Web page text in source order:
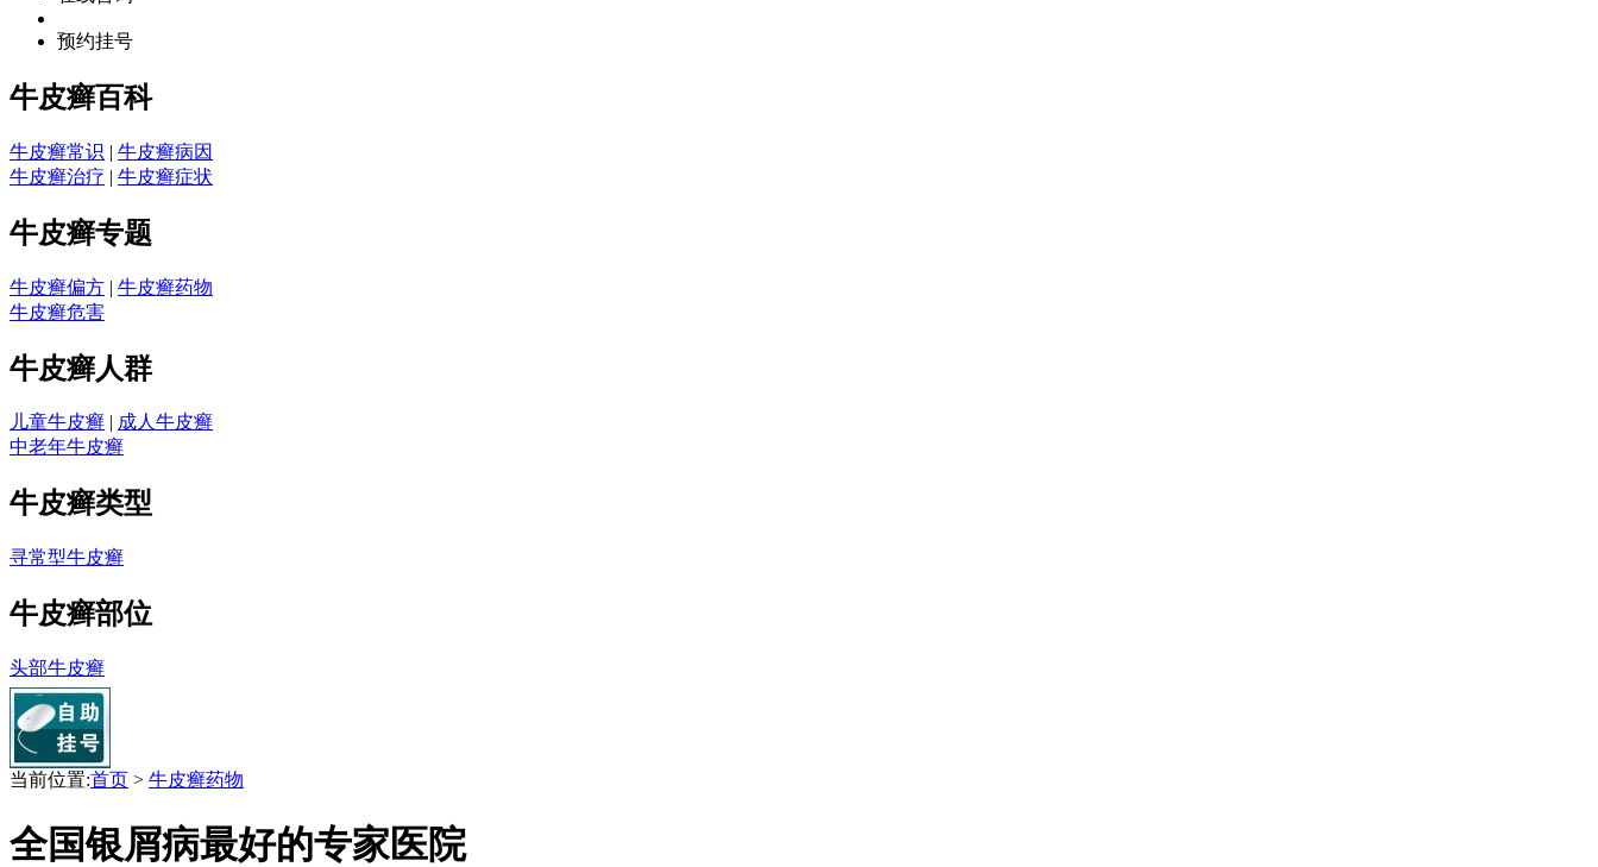
预约挂号
牛皮癣百科
牛皮癣常识 | 牛皮癣病因
牛皮癣治疗 | 牛皮癣症状
牛皮癣专题
牛皮癣偏方 | 牛皮癣药物
牛皮癣危害
牛皮癣人群
儿童牛皮癣 | 成人牛皮癣
中老年牛皮癣
牛皮癣类型
寻常型牛皮癣
牛皮癣部位
头部牛皮癣
当前位置:首页 > 牛皮癣药物
全国银屑病最好的专家医院